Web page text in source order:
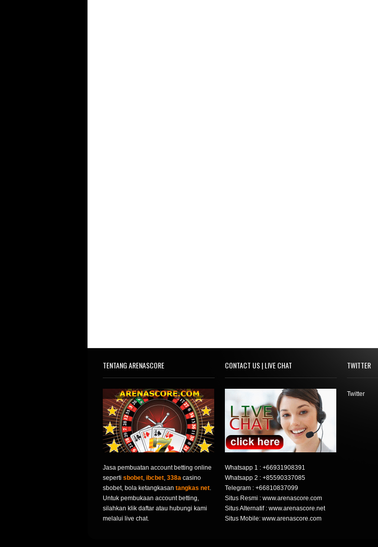
TENTANG ARENASCORE
Jasa pembuatan account betting online
seperti sbobet, ibcbet, 338a casino
sbobet, bola ketangkasan tangkas net.
Untuk pembukaan account betting,
silahkan klik daftar atau hubungi kami
melalui live chat.
CONTACT US | LIVE CHAT
Whatsapp 1 : +66931908391
Whatsapp 2 : +85590337085
Telegram : +66810837099
Situs Resmi : www.arenascore.com
Situs Alternatif : www.arenascore.net
Situs Mobile: www.arenascore.com
TWITTER
Twitter